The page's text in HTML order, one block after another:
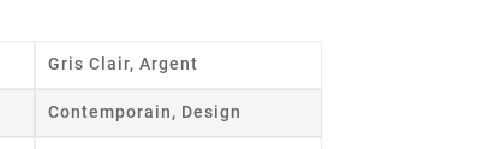
Gris Clair, Argent
Contemporain, Design